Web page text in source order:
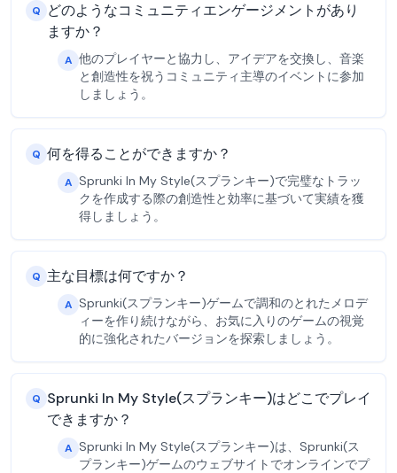
Q
どのようなコミュニティエンゲージメントがあり
ますか？
A 他のプレイヤーと協力し、アイデアを交換し、音楽
と創造性を祝うコミュニティ主導のイベントに参加
しましょう。
Q 何を得ることができますか？
A Sprunki In My Style(スプランキー)で完璧なトラッ
クを作成する際の創造性と効率に基づいて実績を獲
得しましょう。
Q 主な目標は何ですか？
A Sprunki(スプランキー)ゲームで調和のとれたメロデ
ィーを作り続けながら、お気に入りのゲームの視覚
的に強化されたバージョンを探索しましょう。
Q Sprunki In My Style(スプランキー)はどこでプレイ
できますか？
A Sprunki In My Style(スプランキー)は、Sprunki(ス
プランキー)ゲームのウェブサイトでオンラインでプ